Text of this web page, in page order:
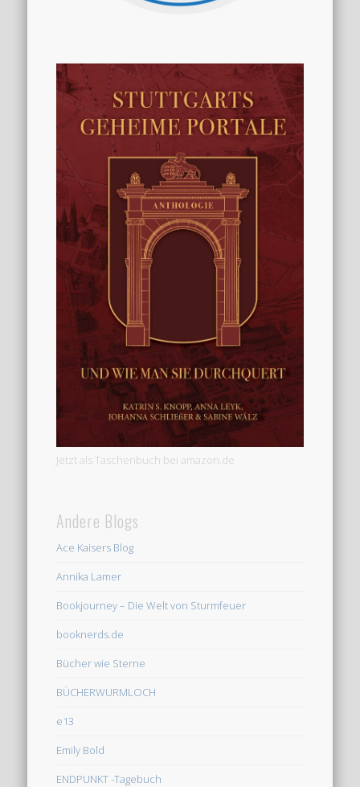
Jetzt als Taschenbuch bei amazon.de
Andere Blogs
Ace Kaisers Blog
Annika Lamer
Bookjourney – Die Welt von Sturmfeuer
booknerds.de
Bücher wie Sterne
BÜCHERWURMLOCH
e13
Emily Bold
ENDPUNKT -Tagebuch